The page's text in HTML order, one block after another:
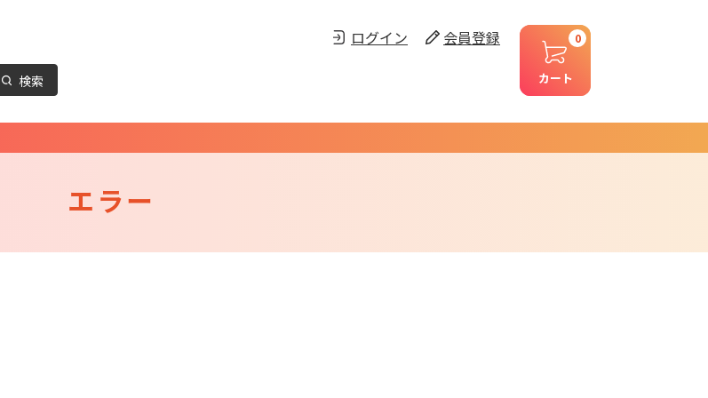
検索
ログイン 会員登録
カート
0
エラー